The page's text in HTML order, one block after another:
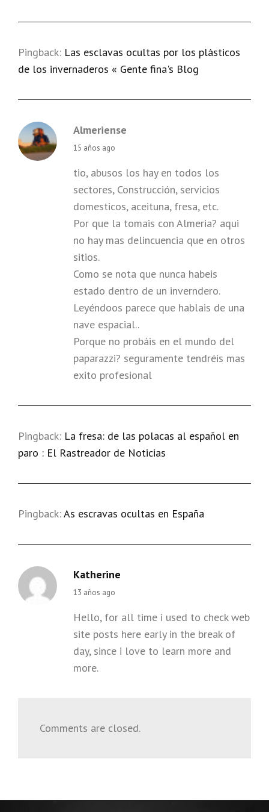
Pingback: Las esclavas ocultas por los plásticos
de los invernaderos « Gente fina's Blog
Almeriense
says:
15 años ago
tio, abusos los hay en todos los
sectores, Construcción, servicios
domesticos, aceituna, fresa, etc.
Por que la tomais con Almeria? aqui
no hay mas delincuencia que en otros
sitios.
Como se nota que nunca habeis
estado dentro de un inverndero.
Leyéndoos parece que hablais de una
nave espacial..
Porque no probáis en el mundo del
paparazzi? seguramente tendréis mas
exito profesional
Pingback: La fresa: de las polacas al español en
paro : El Rastreador de Noticias
Pingback:As escravas ocultas en España
Katherine
says:
13 años ago
Hello, for all time i used to check web
site posts here early in the break of
day, since i love to learn more and
more.
Comments are closed.